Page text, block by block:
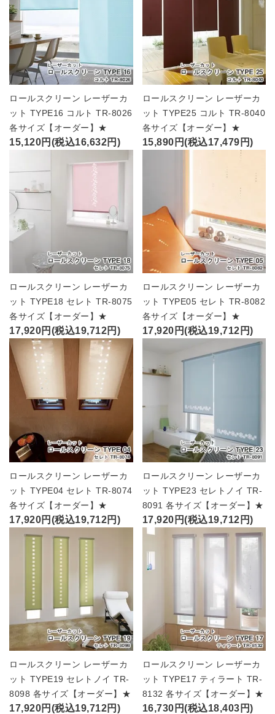
ロールスクリーン レーザーカ
ット TYPE16 コルト TR-8026
各サイズ【オーダー】★
15,120円(税込16,632円)
ロールスクリーン レーザーカ
ット TYPE25 コルト TR-8040
各サイズ【オーダー】★
15,890円(税込17,479円)
ロールスクリーン レーザーカ
ット TYPE18 セレト TR-8075
各サイズ【オーダー】★
17,920円(税込19,712円)
ロールスクリーン レーザーカ
ット TYPE05 セレト TR-8082
各サイズ【オーダー】★
17,920円(税込19,712円)
ロールスクリーン レーザーカ
ット TYPE04 セレト TR-8074
各サイズ【オーダー】★
17,920円(税込19,712円)
ロールスクリーン レーザーカ
ット TYPE23 セレトノイ TR-
8091 各サイズ【オーダー】★
17,920円(税込19,712円)
ロールスクリーン レーザーカ
ット TYPE19 セレトノイ TR-
8098 各サイズ【オーダー】★
17,920円(税込19,712円)
ロールスクリーン レーザーカ
ット TYPE17 ティラート TR-
8132 各サイズ【オーダー】★
16,730円(税込18,403円)